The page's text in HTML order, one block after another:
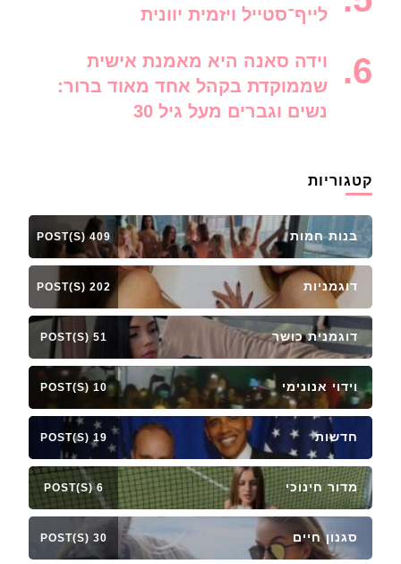
לייף־סטייל ויזמית יוונית
וידה סאנה היא מאמנת אישית
שממוקדת בקהל אחד מאוד ברור:
נשים וגברים מעל גיל 30
קטגוריות
בנות חמות 409 POST(S)
דוגמניות 202 POST(S)
דוגמנית כושר 51 POST(S)
וידוי אנונימי 10 POST(S)
חדשות 19 POST(S)
מדור חינוכי 6 POST(S)
סגנון חיים 30 POST(S)